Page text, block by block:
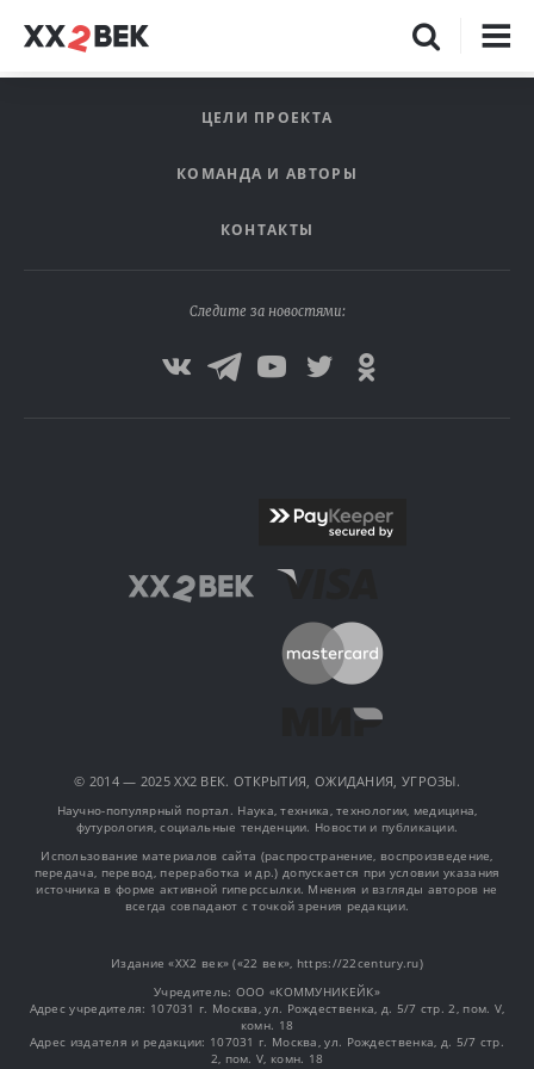
ЦЕЛИ ПРОЕКТА
КОМАНДА И АВТОРЫ
КОНТАКТЫ
Следите за новостями:
© 2014 — 2025 XX2 ВЕК. ОТКРЫТИЯ, ОЖИДАНИЯ, УГРОЗЫ.
Научно-популярный портал. Наука, техника, технологии, медицина,
футурология, социальные тенденции. Новости и публикации.
Использование материалов сайта (распространение, воспроизведение,
передача, перевод, переработка и др.) допускается при условии указания
источника в форме активной гиперссылки. Мнения и взгляды авторов не
всегда совпадают с точкой зрения редакции.
Издание «XX2 век» («22 век», https://22century.ru)
Учредитель: OOO «КОММУНИКЕЙК»
Адрес учредителя: 107031 г. Москва, ул. Рождественка, д. 5/7 стр. 2, пом. V,
комн. 18
Адрес издателя и редакции: 107031 г. Москва, ул. Рождественка, д. 5/7 стр.
2, пом. V, комн. 18